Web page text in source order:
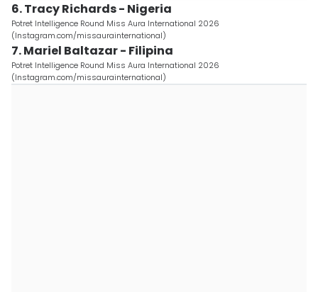
6. Tracy Richards - Nigeria
Potret Intelligence Round Miss Aura International 2026
(Instagram.com/missaurainternational)
7. Mariel Baltazar - Filipina
Potret Intelligence Round Miss Aura International 2026
(Instagram.com/missaurainternational)